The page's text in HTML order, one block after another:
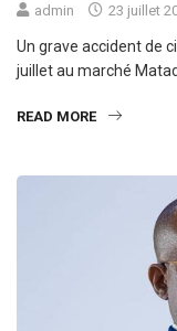
admin 23 juillet
Un grave accident de
juillet au marché
READ MORE